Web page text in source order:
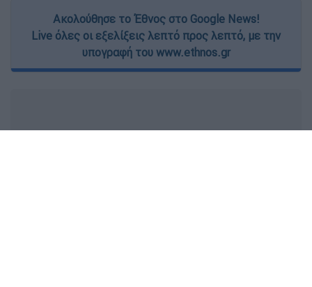
Ακολούθησε το Έθνος στο Google News!
Live όλες οι εξελίξεις λεπτό προς λεπτό, με την
υπογραφή του www.ethnos.gr